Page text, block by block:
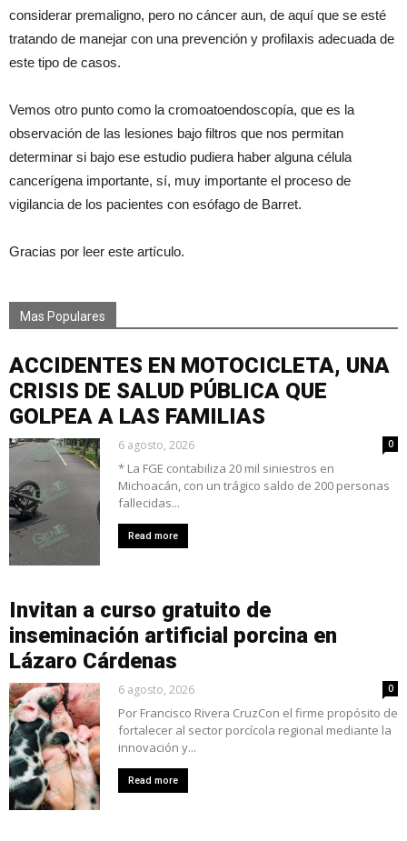
considerar premaligno, pero no cáncer aun, de aquí que se esté
tratando de manejar con una prevención y profilaxis adecuada de
este tipo de casos.
Vemos otro punto como la cromoatoendoscopía, que es la
observación de las lesiones bajo filtros que nos permitan
determinar si bajo ese estudio pudiera haber alguna célula
cancerígena importante, sí, muy importante el proceso de
vigilancia de los pacientes con esófago de Barret.
Gracias por leer este artículo.
Mas Populares
ACCIDENTES EN MOTOCICLETA, UNA
CRISIS DE SALUD PÚBLICA QUE
GOLPEA A LAS FAMILIAS
6 agosto, 2026 0
* La FGE contabiliza 20 mil siniestros en
Michoacán, con un trágico saldo de 200 personas
fallecidas...
Read more
Invitan a curso gratuito de
inseminación artificial porcina en
Lázaro Cárdenas
6 agosto, 2026 0
Por Francisco Rivera CruzCon el firme propósito de
fortalecer al sector porcícola regional mediante la
innovación y...
Read more